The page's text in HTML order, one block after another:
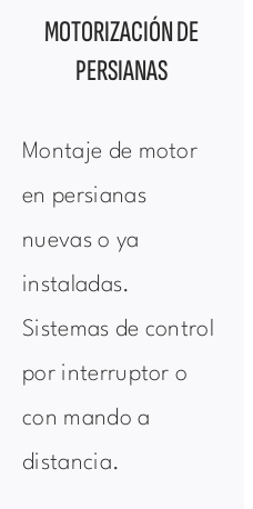
MOTORIZACIÓN DE
PERSIANAS
Montaje de motor
en persianas
nuevas o ya
instaladas.
Sistemas de control
por interruptor o
con mando a
distancia.